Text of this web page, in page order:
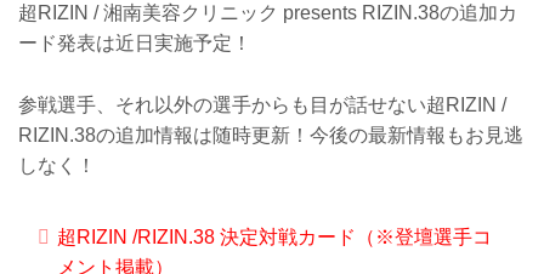
超RIZIN / 湘南美容クリニック presents RIZIN.38の追加カ
ード発表は近日実施予定！
参戦選手、それ以外の選手からも目が話せない超RIZIN /
RIZIN.38の追加情報は随時更新！今後の最新情報もお見逃
しなく！
超RIZIN /RIZIN.38 決定対戦カード（※登壇選手コ
メント掲載）